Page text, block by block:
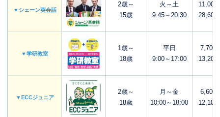
▼シェーン英会話
2歳～
15歳
火～土
9:45～20:30
11,000
28,600
▼学研教室
1歳～
18歳
平日
9:00～17:00
7,700
13,200
▼ECCジュニア
2歳～
18歳
月～金
10:00～18:00
6,600
12,100